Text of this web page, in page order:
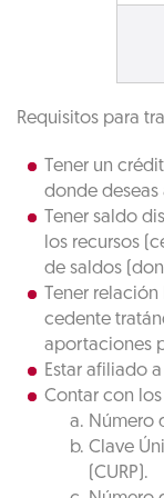
Requisitos para
Tener un
donde
Tener saldo
los recursos
de saldos
Tener
cedente
aportaciones
Estar afiliado
Contar con
Número
Clave
(CURP).